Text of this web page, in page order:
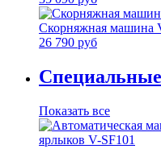
Скорняжная машина
26 790 руб
Показать все